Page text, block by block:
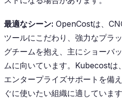
最適なシーン: OpenCostは、
ツールにこだわり、強力なプラ
グチームを抱え、主にショーバ
ムに向いています。Kubecostは
エンタープライズサポートを備
ぐに使いたい組織に適しています